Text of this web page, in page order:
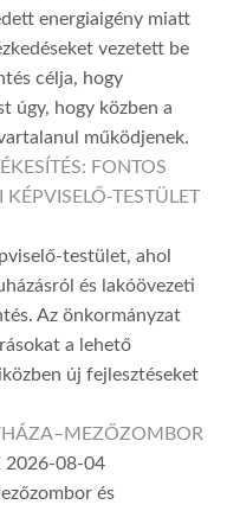
energiaigény miatt
vezetett be
célja, hogy
úgy, hogy közben a
működjenek.
FONTOS
TESTÜLET
testület, ahol
és lakóövezeti
Az önkormányzat
a lehető
új fejlesztéseket
2026-08-04
és